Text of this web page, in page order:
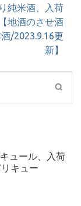
純米酒、入荷
地酒のさせ酒
/2023.9.16更
新】
ュール、入荷
キュー